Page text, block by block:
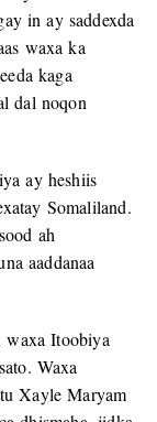
in ay saddexda
waxa ka
kaga
dal noqon
ay heshiis
Somaliland.
ah
aaddanaa
waxa Itoobiya
Waxa
Xayle Maryam